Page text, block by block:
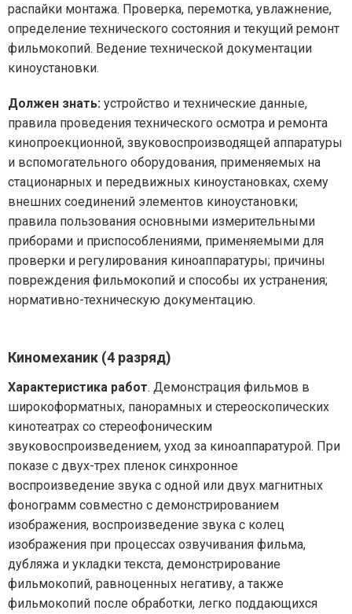
распайки монтажа. Проверка, перемотка, увлажнение,
определение технического состояния и текущий ремонт
фильмокопий. Ведение технической документации
киноустановки.
Должен знать: устройство и технические данные,
правила проведения технического осмотра и ремонта
кинопроекционной, звуковоспроизводящей аппаратуры
и вспомогательного оборудования, применяемых на
стационарных и передвижных киноустановках, схему
внешних соединений элементов киноустановки;
правила пользования основными измерительными
приборами и приспособлениями, применяемыми для
проверки и регулирования киноаппаратуры; причины
повреждения фильмокопий и способы их устранения;
нормативно-техническую документацию.
Киномеханик (4 разряд)
Характеристика работ. Демонстрация фильмов в
широкоформатных, панорамных и стереоскопических
кинотеатрах со стереофоническим
звуковоспроизведением, уход за киноаппаратурой. При
показе с двух-трех пленок синхронное
воспроизведение звука с одной или двух магнитных
фонограмм совместно с демонстрированием
изображения, воспроизведение звука с колец
изображения при процессах озвучивания фильма,
дубляжа и укладки текста, демонстрирование
фильмокопий, равноценных негативу, а также
фильмокопий после обработки, легко поддающихся